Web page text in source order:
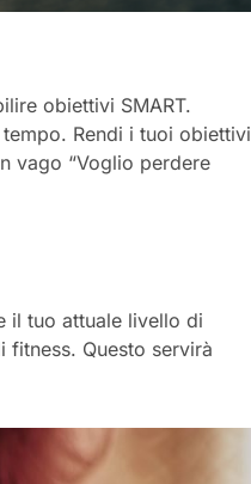
obiettivi SMART.
Rendi i tuoi obiettivi
vago “Voglio perdere
il tuo attuale livello di
Questo servirà